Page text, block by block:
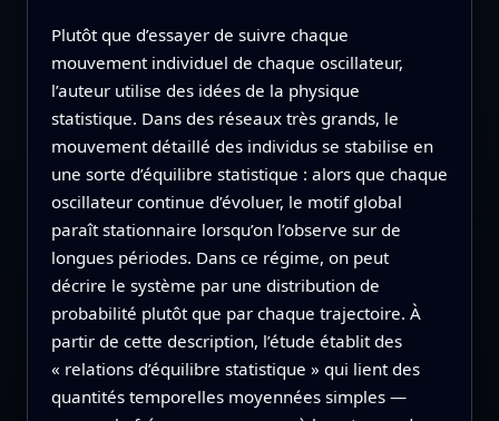
Plutôt que d’essayer de suivre chaque
mouvement individuel de chaque oscillateur,
l’auteur utilise des idées de la physique
statistique. Dans des réseaux très grands, le
mouvement détaillé des individus se stabilise en
une sorte d’équilibre statistique : alors que chaque
oscillateur continue d’évoluer, le motif global
paraît stationnaire lorsqu’on l’observe sur de
longues périodes. Dans ce régime, on peut
décrire le système par une distribution de
probabilité plutôt que par chaque trajectoire. À
partir de cette description, l’étude établit des
« relations d’équilibre statistique » qui lient des
quantités temporelles moyennées simples —